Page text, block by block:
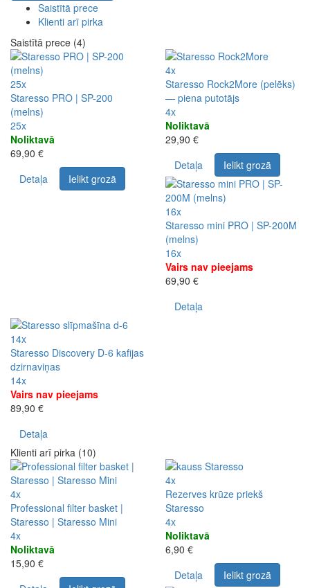
Saistītā prece
Klienti arī pirka
Saistītā prece (4)
25x
Staresso PRO | SP-200
(melns)
25x
Noliktavā
69,90 €
Detaļa
Ielikt grozā
4x
Staresso Rock2More (pelēks)
— piena putotājs
4x
Noliktavā
29,90 €
Detaļa
Ielikt grozā
16x
Staresso mini PRO | SP-200M
(melns)
16x
Vairs nav pieejams
69,90 €
Detaļa
14x
Staresso Discovery D-6 kafijas
dzirnaviņas
14x
Vairs nav pieejams
89,90 €
Detaļa
Klienti arī pirka (10)
4x
Professional filter basket |
Staresso | Staresso Mini
4x
Noliktavā
15,90 €
4x
Rezerves krūze priekš
Staresso
4x
Noliktavā
6,90 €
Detaļa
Ielikt grozā